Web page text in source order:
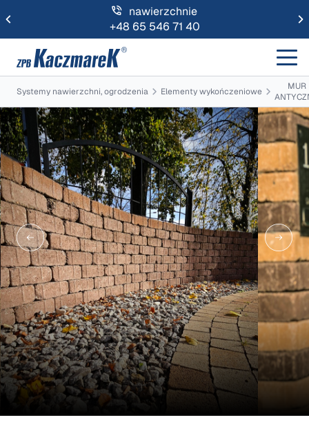
nawierzchnie
+48 65 546 71 40
Systemy nawierzchni, ogrodzenia Elementy wykończeniowe
MUR